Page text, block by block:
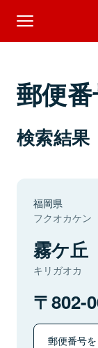
郵便
検索結果
福岡県
フクオカケン
霧ケ丘
キリガオカ
802-
郵便番号